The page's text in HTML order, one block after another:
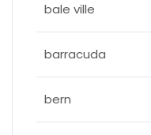
bale ville
barracuda
bern